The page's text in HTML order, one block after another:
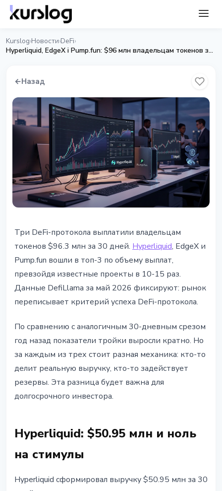
Kurslog›Новости›DeFi›
Hyperliquid, EdgeX i Pump.fun: $96 млн владельцам токенов за 30 дней
←Назад
Hyperliquid, EdgeX i Pump.fun:
$96 млн владельцам токенов за
30 дней
10 мая 2026 г.4 мин чтения
Наталия Дорофеева
Три DeFi-протокола выплатили владельцам
токенов $96.3 млн за 30 дней. Hyperliquid, EdgeX и
Pump.fun вошли в топ-3 по объему выплат,
превзойдя известные проекты в 10-15 раз.
Данные DefiLlama за май 2026 фиксируют: рынок
переписывает критерий успеха DeFi-протокола.
По сравнению с аналогичным 30-дневным срезом
год назад показатели тройки выросли кратно. Но
за каждым из трех стоит разная механика: кто-то
делит реальную выручку, кто-то задействует
резервы. Эта разница будет важна для
долгосрочного инвестора.
Hyperliquid: $50.95 млн и ноль
на стимулы
Hyperliquid сформировал выручку $50.95 млн за 30